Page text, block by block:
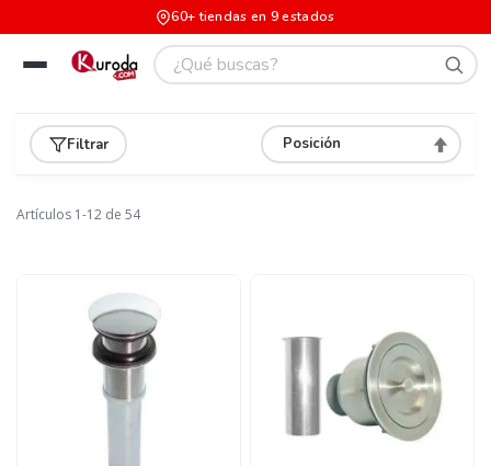
60+ tiendas en 9 estados
Filtrar Asignar
Artículos 1-12 de 54